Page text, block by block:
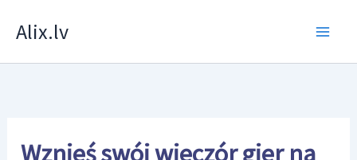
Alix.lv
Wznieś swój wieczór gier na